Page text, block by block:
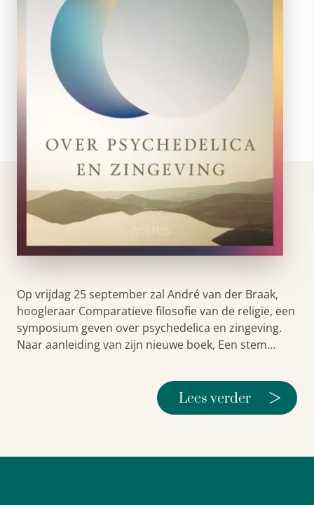
Op vrijdag 25 september zal André van der Braak,
hoogleraar Comparatieve filosofie van de religie, een
symposium geven over psychedelica en zingeving.
Naar aanleiding van zijn nieuwe boek, Een stem…
Lees verder >